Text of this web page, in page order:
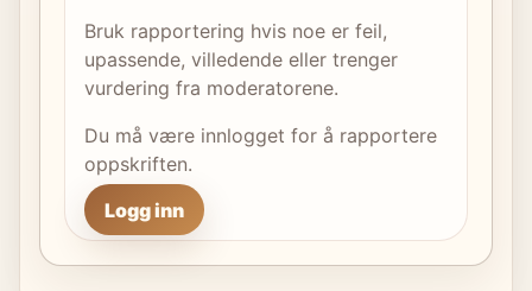
Bruk rapportering hvis noe er feil,
upassende, villedende eller trenger
vurdering fra moderatorene.
Du må være innlogget for å rapportere
oppskriften.
Logg inn